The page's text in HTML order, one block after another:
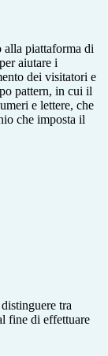
alla piattaforma di
aiutare i
dei visitatori e
pattern, in cui il
e lettere, che
che imposta il
tra
fine di effettuare